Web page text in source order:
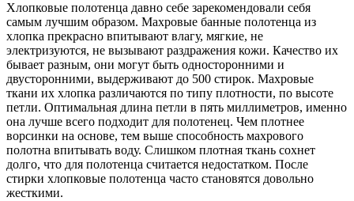
Хлопковые полотенца давно себе зарекомендовали себя
самым лучшим образом. Махровые банные полотенца из
хлопка прекрасно впитывают влагу, мягкие, не
электризуются, не вызывают раздражения кожи. Качество их
бывает разным, они могут быть односторонними и
двусторонними, выдерживают до 500 стирок. Махровые
ткани их хлопка различаются по типу плотности, по высоте
петли. Оптимальная длина петли в пять миллиметров, именно
она лучше всего подходит для полотенец. Чем плотнее
ворсинки на основе, тем выше способность махрового
полотна впитывать воду. Слишком плотная ткань сохнет
долго, что для полотенца считается недостатком. После
стирки хлопковые полотенца часто становятся довольно
жесткими.